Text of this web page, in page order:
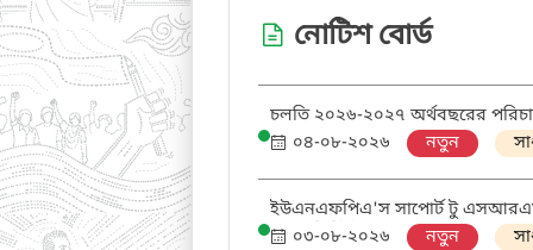
নোটিশ বোর্ড
চলতি ২০২৬-২০২৭ অর্থবছরের
প্রসঙ্গে০৪-০৮-২০২৬ নতুন
ইউএনএফপিএ'স সাপোর্ট টু
এবং 'ডিস্ট্রিক্ট এসআরএইচআর
০৩-০৮-২০২৬ নতুন